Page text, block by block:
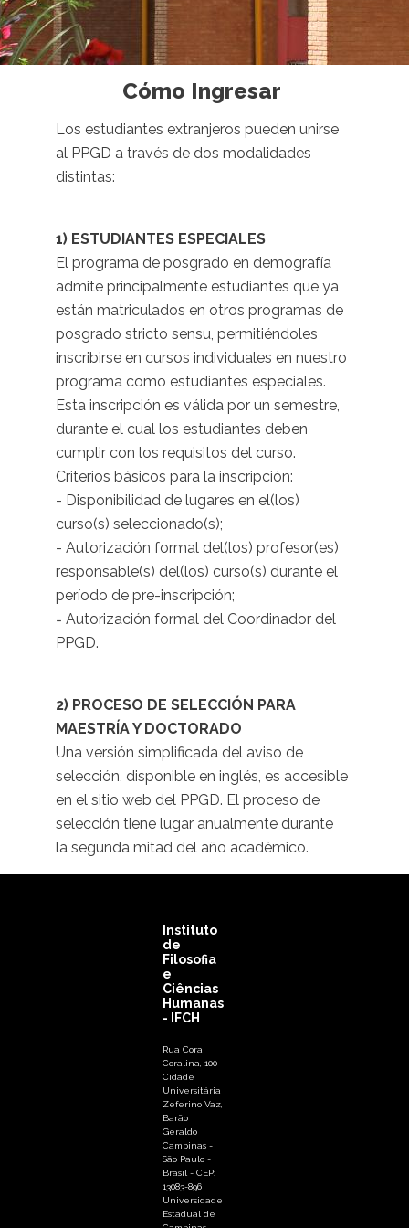
Cómo Ingresar
Los estudiantes extranjeros pueden unirse
al PPGD a través de dos modalidades
distintas:
1) ESTUDIANTES ESPECIALES
El programa de posgrado en demografía
admite principalmente estudiantes que ya
están matriculados en otros programas de
posgrado stricto sensu, permitiéndoles
inscribirse en cursos individuales en nuestro
programa como estudiantes especiales.
Esta inscripción es válida por un semestre,
durante el cual los estudiantes deben
cumplir con los requisitos del curso.
Criterios básicos para la inscripción:
- Disponibilidad de lugares en el(los)
curso(s) seleccionado(s);
- Autorización formal del(los) profesor(es)
responsable(s) del(los) curso(s) durante el
período de pre-inscripción;
= Autorización formal del Coordinador del
PPGD.
2) PROCESO DE SELECCIÓN PARA
MAESTRÍA Y DOCTORADO
Una versión simplificada del aviso de
selección, disponible en inglés, es accesible
en el sitio web del PPGD. El proceso de
selección tiene lugar anualmente durante
la segunda mitad del año académico.
Instituto
de
Filosofia
e
Ciências
Humanas
- IFCH
Rua Cora
Coralina, 100 -
Cidade
Universitária
Zeferino Vaz,
Barão
Geraldo
Campinas -
São Paulo -
Brasil - CEP:
13083-896
Universidade
Estadual de